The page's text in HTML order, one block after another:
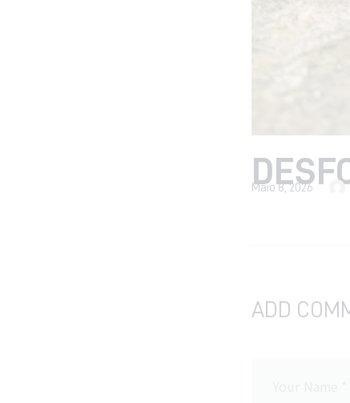
Maio 8, 2026
ADD